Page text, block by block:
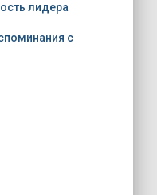
лидера
с